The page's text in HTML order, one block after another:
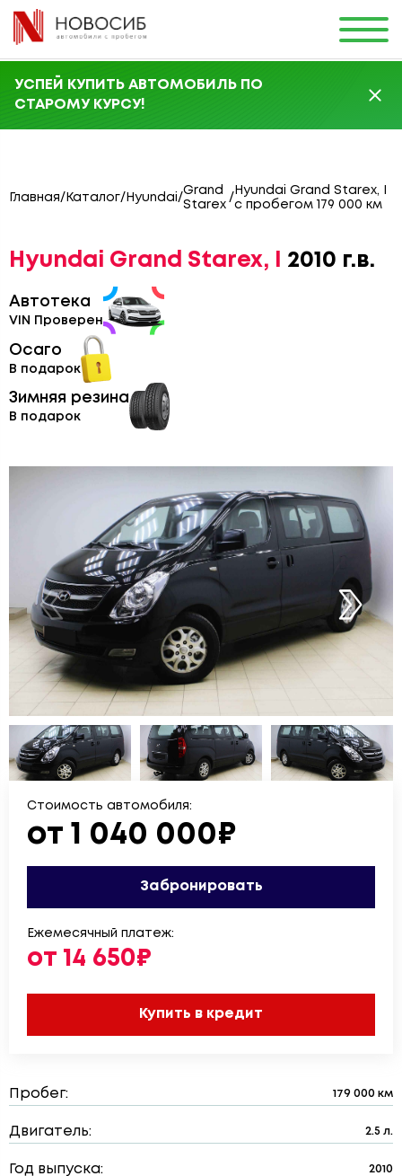
УСПЕЙ КУПИТЬ АВТОМОБИЛЬ ПО
СТАРОМУ КУРСУ!
Главная/ Каталог/ Hyundai/
Grand
Starex
/
Hyundai Grand Starex, I
с пробегом 179 000 км
Hyundai Grand Starex, I 2010 г.в.
Автотека
VIN Проверен
Осаго
В подарок
Зимняя резина
В подарок
Стоимость автомобиля:
от 1 040 000₽
Забронировать
Ежемесячный платеж:
от 14 650₽
Купить в кредит
Пробег: 179 000 км
Двигатель: 2.5 л.
Год выпуска: 2010